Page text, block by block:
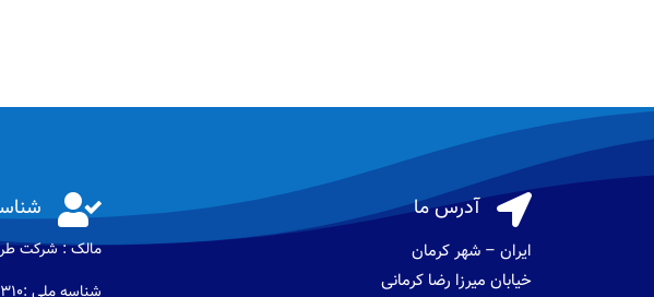

مالک : شرکت
 آدرس ما
ایران – شهر کرمان
خیابان میرزا رضا کرمانی